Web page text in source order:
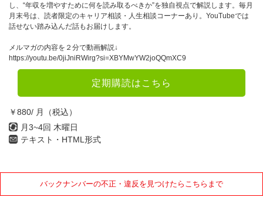
し、“年収を増やすために何を読み取るべきか”を独自視点で解説します。毎月
月末号は、読者限定のキャリア相談・人生相談コーナーあり。YouTubeでは
話せない踏み込んだ話もお届けします。
メルマガの内容を２分で動画解説↓
https://youtu.be/0jiJniRWirg?si=XBYMwYW2joQQmXC9
定期購読はこちら
￥880/ 月（税込）
月3~4回 木曜日
テキスト・HTML形式
バックナンバーの不正・違反を見つけたらこちらまで